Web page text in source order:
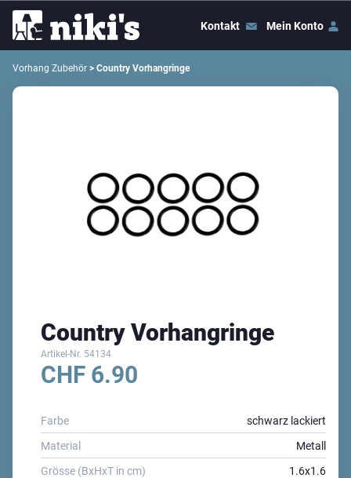
Kontakt Mein Konto
Vorhang Zubehör > Country Vorhangringe
Country Vorhangringe
Artikel-Nr. 54134
CHF 6.90
Farbe
schwarz lackiert
Material
Metall
Grösse (BxHxT in cm)
1.6x1.6